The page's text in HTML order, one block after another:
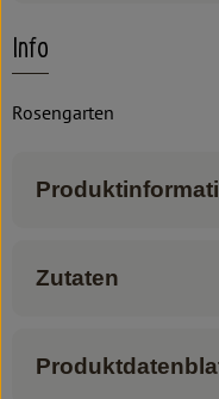
Info
Rosengarten
Zutaten